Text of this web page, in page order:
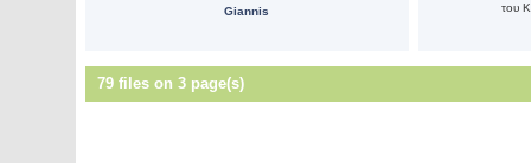
Giannis
του
79 files on 3 page(s)